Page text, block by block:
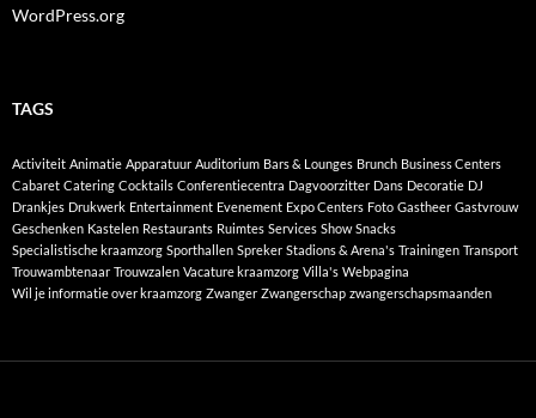
WordPress.org
TAGS
Activiteit Animatie Apparatuur Auditorium Bars & Lounges Brunch Business Centers
Cabaret Catering Cocktails Conferentiecentra Dagvoorzitter Dans Decoratie DJ
Drankjes Drukwerk Entertainment Evenement Expo Centers Foto Gastheer Gastvrouw
Geschenken Kastelen Restaurants Ruimtes Services Show Snacks
Specialistische kraamzorg Sporthallen Spreker Stadions & Arena's Trainingen Transport
Trouwambtenaar Trouwzalen Vacature kraamzorg Villa's Webpagina
Wil je informatie over kraamzorg Zwanger Zwangerschap zwangerschapsmaanden